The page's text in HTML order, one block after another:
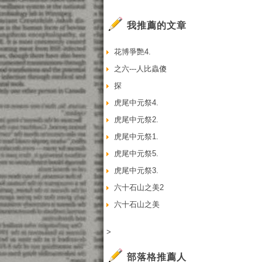
我推薦的文章
花博爭艷4.
之六---人比蟲傻
探
虎尾中元祭4.
虎尾中元祭2.
虎尾中元祭1.
虎尾中元祭5.
虎尾中元祭3.
六十石山之美2
六十石山之美
>
部落格推薦人